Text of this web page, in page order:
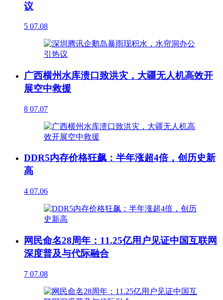
议
5 07.08
广西横州水库溃口致洪灾，大疆无人机高效开
展空中救援
8 07.07
DDR5内存价格狂飙：半年涨超4倍，创历史新
高
4 07.06
网民命名28周年：11.25亿用户见证中国互联网
深度普及与代际融合
7 07.08